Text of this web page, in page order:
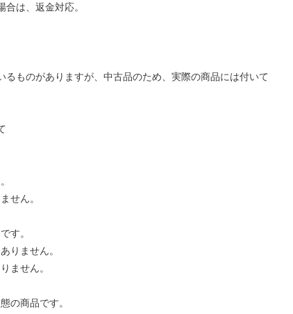
は、返金対応。
るものがありますが、中古品のため、実際の商品には付いて
せん。
す。
ません。
ません。
商品です。